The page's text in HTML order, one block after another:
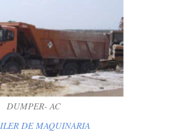
DUMPER- AC
DE MAQUINARIA
DUMPER- AC
DE MAQUINARIA